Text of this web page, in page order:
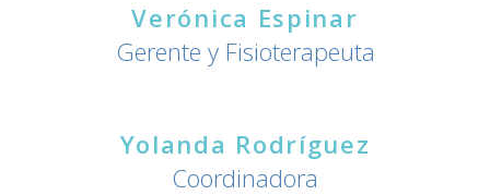
Verónica Espinar
Gerente y Fisioterapeuta
Yolanda Rodríguez
Coordinadora